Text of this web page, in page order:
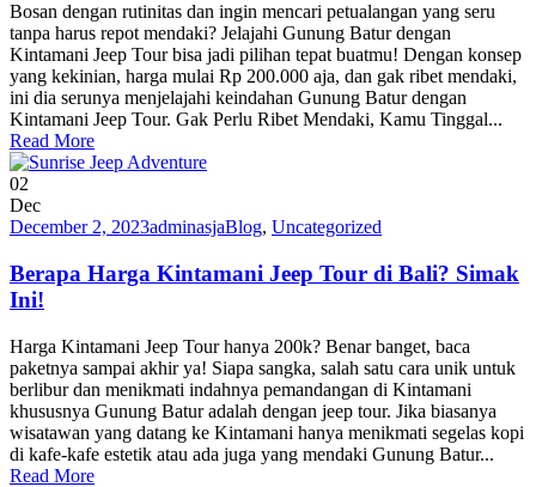
Bosan dengan rutinitas dan ingin mencari petualangan yang seru
tanpa harus repot mendaki? Jelajahi Gunung Batur dengan
Kintamani Jeep Tour bisa jadi pilihan tepat buatmu! Dengan konsep
yang kekinian, harga mulai Rp 200.000 aja, dan gak ribet mendaki,
ini dia serunya menjelajahi keindahan Gunung Batur dengan
Kintamani Jeep Tour. Gak Perlu Ribet Mendaki, Kamu Tinggal...
Read More
02
Dec
December 2, 2023adminasjaBlog, Uncategorized
Berapa Harga Kintamani Jeep Tour di Bali? Simak
Ini!
Harga Kintamani Jeep Tour hanya 200k? Benar banget, baca
paketnya sampai akhir ya! Siapa sangka, salah satu cara unik untuk
berlibur dan menikmati indahnya pemandangan di Kintamani
khususnya Gunung Batur adalah dengan jeep tour. Jika biasanya
wisatawan yang datang ke Kintamani hanya menikmati segelas kopi
di kafe-kafe estetik atau ada juga yang mendaki Gunung Batur...
Read More